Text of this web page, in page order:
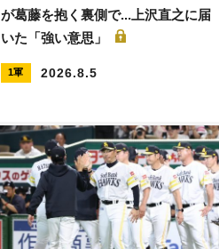
が葛藤を抱く裏側で...上沢直之に届
いた「強い意思」
1軍 2026.8.5